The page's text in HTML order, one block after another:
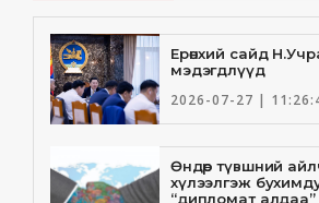
Ерөнхий сайд
мэдэгдлүүд
2026-07-27 |
Өндөр түвшний
хүлээлгэж
“дипломат алдаа”